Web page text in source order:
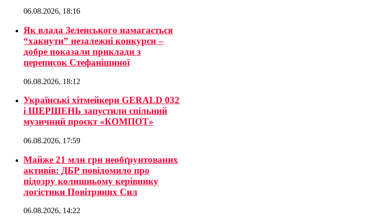
06.08.2026, 18:16
Як влада Зеленського намагається
“хакнути” незалежні конкурси –
добре показали приклади з
переписок Стефанішиної
06.08.2026, 18:12
Українські хітмейкери GERALD 032
і ШЕРШЕНЬ запустили спільний
музичний проєкт «КОМПОТ»
06.08.2026, 17:59
Майже 21 млн грн необґрунтованих
активів: ДБР повідомило про
підозру колишньому керівнику
логістики Повітряних Сил
06.08.2026, 14:22